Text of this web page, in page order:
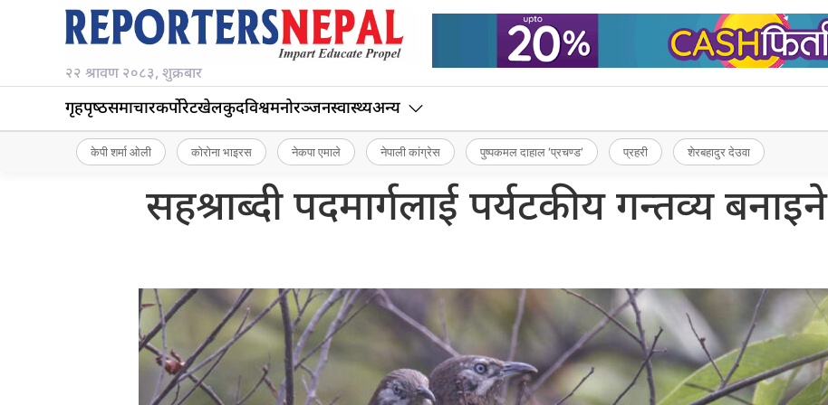
२२ श्रावण २०८३, शुक्रबार
गृहपृष्‍ठसमाचारकर्पोरेटखेलकुदविश्वमनोरञ्जनस्वास्थ्यअन्य
केपी शर्मा ओली कोरोना भाइरस नेकपा एमाले नेपाली कांग्रेस पुष्पकमल दाहाल ‘प्रचण्ड’ प्रहरी शेरबहादुर देउवा
सहश्राब्दी पदमार्गलाई पर्यटकीय गन्तव्य बनाइने